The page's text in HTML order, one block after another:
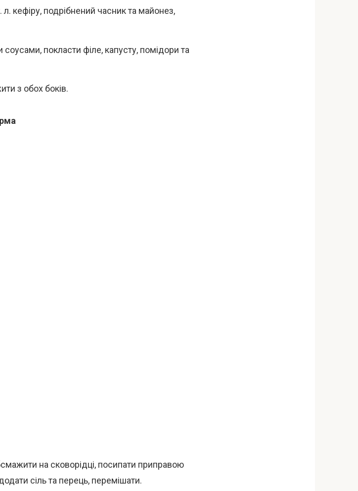
л. кефіру, подрібнений часник та майонез,
покласти філе, капусту, помідори та
з обох боків.
на сковорідці, посипати приправою
сіль та перець, перемішати.